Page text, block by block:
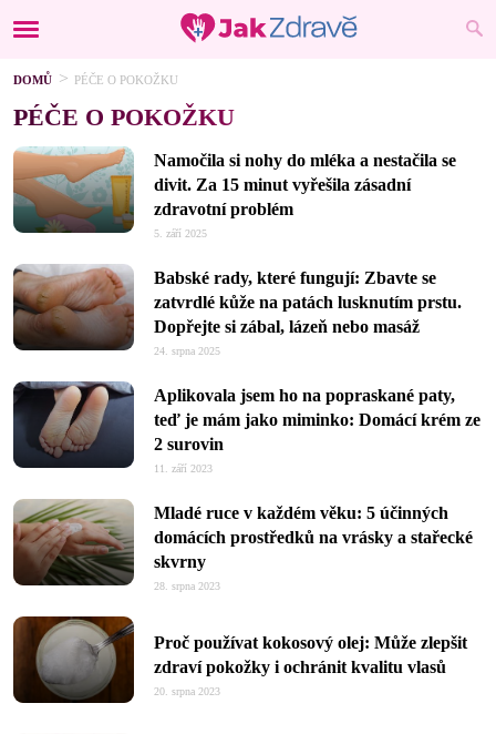
DOMŮ PÉČE O POKOŽKU
PÉČE O POKOŽKU
Namočila si nohy do mléka a nestačila se
divit. Za 15 minut vyřešila zásadní
zdravotní problém
5. září 2025
Babské rady, které fungují: Zbavte se
zatvrdlé kůže na patách lusknutím prstu.
Dopřejte si zábal, lázeň nebo masáž
24. srpna 2025
Aplikovala jsem ho na popraskané paty,
teď je mám jako miminko: Domácí krém ze
2 surovin
11. září 2023
Mladé ruce v každém věku: 5 účinných
domácích prostředků na vrásky a stařecké
skvrny
28. srpna 2023
Proč používat kokosový olej: Může zlepšit
zdraví pokožky i ochránit kvalitu vlasů
20. srpna 2023